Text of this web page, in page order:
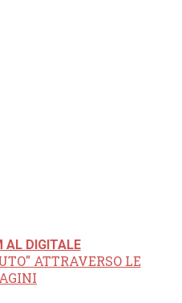
AL DIGITALE
ATTRAVERSO LE